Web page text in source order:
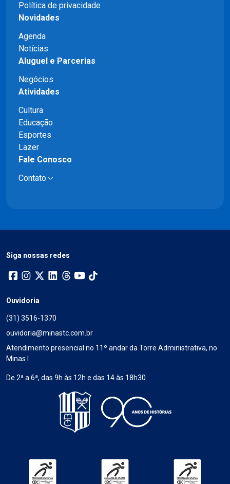
Política de privacidade
Novidades
Agenda
Notícias
Aluguel e Parcerias
Negócios
Atividades
Cultura
Educação
Esportes
Lazer
Fale Conosco
Contato
Siga nossas redes
Ouvidoria
(31) 3516-1370
ouvidoria@minastc.com.br
Atendimento presencial no 11º andar da Torre Administrativa, no
Minas I
De 2ª a 6ª, das 9h às 12h e das 14 às 18h30